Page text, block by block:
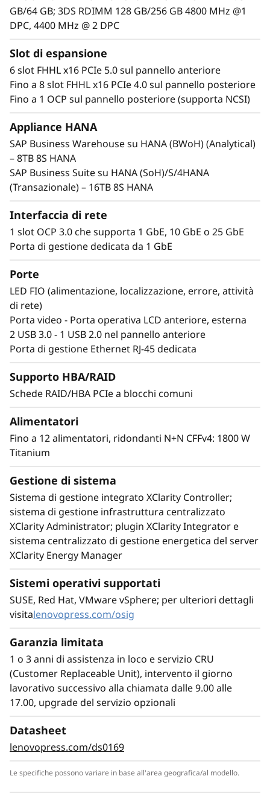
Massime prestazioni e affidabilità
I carichi di lavoro del core business richiedono
sistemi in grado di fornire prestazioni massime
e disponibilità continua. Grazie all'aumento
delle prestazioni della CPU, della memoria,
dello storage e dell'I/O, l'SR950 V3 stabilisce
nuove soglie di prestazioni.
Incorporando otto processori Intel® Xeon®
SR950 V3 supporta fino a 32 TB di memoria e
480 core di elaborazione in uno spazio rack di
8U. Dotato di molteplici livelli di resilienza per
proteggere i dati, questa macchina potente è
costruita per garantire un funzionamento
continuo e offrire un'affidabilità "always-on".
Il server ThinkSystem SR950 V3 è ideale per le
la maggior parte delle implementazioni SAP
HANA più esigenti, offrendo capacità superiori
ThinkSystem SR950, l'SR950 V3 offre:
2 volte più utenti SAP
33% in più di DB SAP HANA
63% in più di larghezza di banda, a supporto
di appliance SAP HANA più grandi
Aumenta la memoria e crea facilmente
configurazioni multi-nodo e scale-out
supporto di dimensioni di memoria SAP HANA
GB/64 GB; 3DS RDIMM 128 GB/256 GB 4800 MHz @1
DPC, 4400 MHz @ 2 DPC
Slot di espansione
6 slot FHHL x16 PCIe 5.0 sul pannello anteriore
Fino a 8 slot FHHL x16 PCIe 4.0 sul pannello posteriore
Fino a 1 OCP sul pannello posteriore (supporta NCSI)
Appliance HANA
SAP Business Warehouse su HANA (BWoH) (Analytical)
– 8TB 8S HANA
SAP Business Suite su HANA (SoH)/S/4HANA
(Transazionale) – 16TB 8S HANA
Interfaccia di rete
1 slot OCP 3.0 che supporta 1 GbE, 10 GbE o 25 GbE
Porta di gestione dedicata da 1 GbE
Porte
LED FIO (alimentazione, localizzazione, errore, attività
di rete)
Porta video - Porta operativa LCD anteriore, esterna
2 USB 3.0 - 1 USB 2.0 nel pannello anteriore
Porta di gestione Ethernet RJ-45 dedicata
Supporto HBA/RAID
Schede RAID/HBA PCIe a blocchi comuni
Alimentatori
Fino a 12 alimentatori, ridondanti N+N CFFv4: 1800 W
Titanium
Gestione di sistema
Sistema di gestione integrato XClarity Controller;
sistema di gestione infrastruttura centralizzato
XClarity Administrator; plugin XClarity Integrator e
sistema centralizzato di gestione energetica del server
XClarity Energy Manager
Sistemi operativi supportati
SUSE, Red Hat, VMware vSphere; per ulteriori dettagli
visitalenovopress.com/osig
Garanzia limitata
1 o 3 anni di assistenza in loco e servizio CRU
(Customer Replaceable Unit), intervento il giorno
lavorativo successivo alla chiamata dalle 9.00 alle
17.00, upgrade del servizio opzionali
Datasheet
lenovopress.com/ds0169
Le specifiche possono variare in base all'area geografica/al modello.